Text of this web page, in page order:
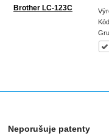
Brother LC-123C
Neporušuje patenty